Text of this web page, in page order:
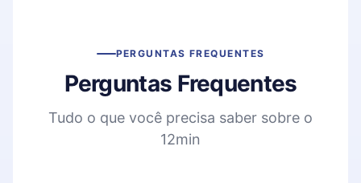
PERGUNTAS FREQUENTES
Perguntas Frequentes
Tudo o que você precisa saber sobre o
12min